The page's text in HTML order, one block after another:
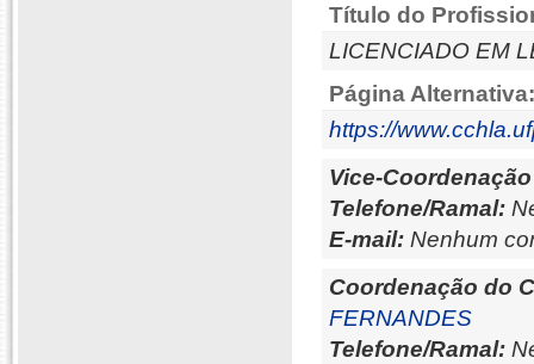
Título do
LICENCIADO EM
Página Alternativa:
https://
Vice-
Telefone/Ramal:
E-mail: Nenhum
Coordenação do
FERNANDES
Telefone/Ramal: